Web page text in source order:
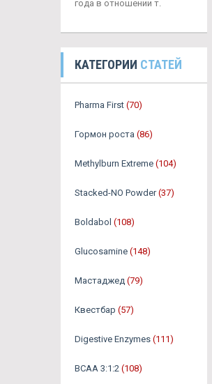
года в отношении т.
КАТЕГОРИИ СТАТЕЙ
Pharma First (70)
Гормон роста (86)
Methylburn Extreme (104)
Stacked-NO Powder (37)
Boldabol (108)
Glucosamine (148)
Мастаджед (79)
Квестбар (57)
Digestive Enzymes (111)
BCAA 3:1:2 (108)